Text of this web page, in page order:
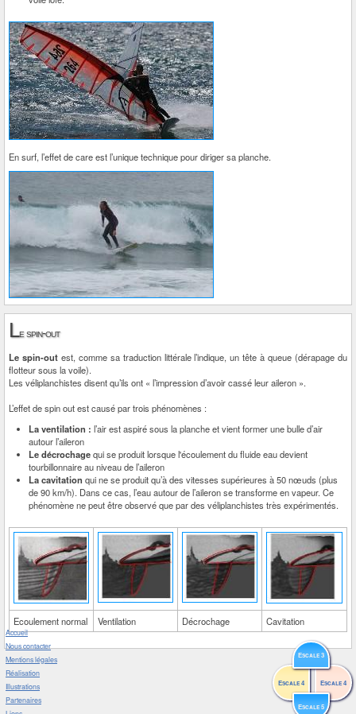
Accueil
Nous contacter
Mentions légales
Réalisation
Illustrations
Partenaires
Escale 4
Escale 4
Escale 5
Escale 3
En surf, l’effet de care est l’unique technique pour diriger sa planche.
Le spin-out
Le spin-out est, comme sa traduction littérale l’indique, un tête à queue (dérapage du
flotteur sous la voile).
Les véliplanchistes disent qu’ils ont « l’impression d’avoir cassé leur aileron ».
L’effet de spin out est causé par trois phénomènes :
La ventilation : l’air est aspiré sous la planche et vient former une bulle d’air
autour l’aileron
Le décrochagequi se produit lorsque l'écoulement du fluide eau devient
tourbillonnaire au niveau de l’aileron
La cavitation qui ne se produit qu’à des vitesses supérieures à 50 nœuds (plus
de 90 km/h). Dans ce cas, l’eau autour de l’aileron se transforme en vapeur. Ce
phénomène ne peut être observé que par des véliplanchistes très expérimentés.
Ecoulement normal Ventilation Décrochage Cavitation